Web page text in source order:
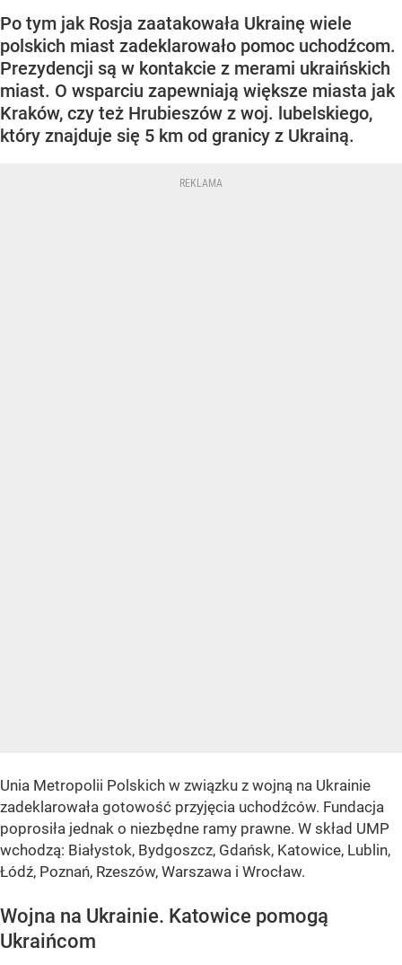
Po tym jak Rosja zaatakowała Ukrainę wiele
polskich miast zadeklarowało pomoc uchodźcom.
Prezydencji są w kontakcie z merami ukraińskich
miast. O wsparciu zapewniają większe miasta jak
Kraków, czy też Hrubieszów z woj. lubelskiego,
który znajduje się 5 km od granicy z Ukrainą.
Unia Metropolii Polskich w związku z wojną na Ukrainie
zadeklarowała gotowość przyjęcia uchodźców. Fundacja
poprosiła jednak o niezbędne ramy prawne. W skład UMP
wchodzą: Białystok, Bydgoszcz, Gdańsk, Katowice, Lublin,
Łódź, Poznań, Rzeszów, Warszawa i Wrocław.
Wojna na Ukrainie. Katowice pomogą
Ukraińcom